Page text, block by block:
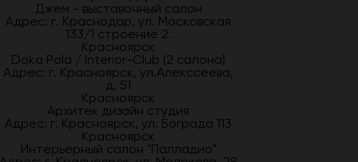
Джем - выставочный салон
Адрес: г. Краснодар, ул. Московская
133/1 строение 2.
Красноярск
Doka Pola / Interior-Club (2 салона)
Адрес: г. Красноярск, ул.Алекссеева,
д. 51
Красноярск
Архитек дизайн студия
Адрес: г. Красноярск, ул. Бограда 113
Красноярск
Интерьерный салон "Палладио"